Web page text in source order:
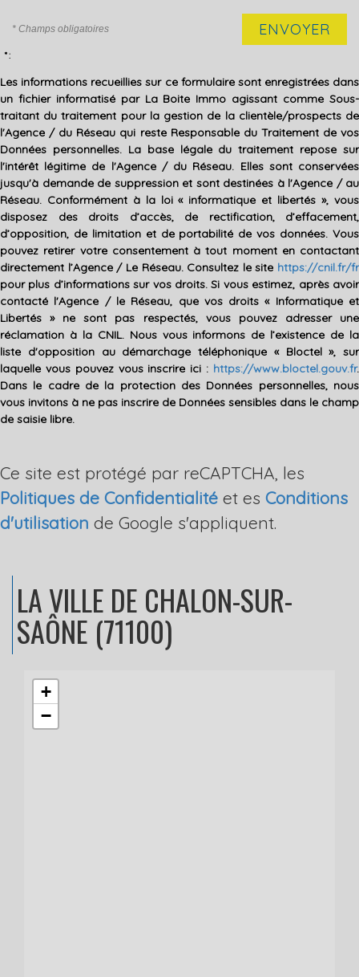
* Champs obligatoires ENVOYER
* :
Les informations recueillies sur ce formulaire sont enregistrées dans
un fichier informatisé par La Boite Immo agissant comme Sous-
traitant du traitement pour la gestion de la clientèle/prospects de
l'Agence / du Réseau qui reste Responsable du Traitement de vos
Données personnelles. La base légale du traitement repose sur
l'intérêt légitime de l'Agence / du Réseau. Elles sont conservées
jusqu'à demande de suppression et sont destinées à l'Agence / au
Réseau. Conformément à la loi « informatique et libertés », vous
disposez des droits d’accès, de rectification, d’effacement,
d’opposition, de limitation et de portabilité de vos données. Vous
pouvez retirer votre consentement à tout moment en contactant
directement l’Agence / Le Réseau. Consultez le site https://cnil.fr/fr
pour plus d’informations sur vos droits. Si vous estimez, après avoir
contacté l'Agence / le Réseau, que vos droits « Informatique et
Libertés » ne sont pas respectés, vous pouvez adresser une
réclamation à la CNIL. Nous vous informons de l’existence de la
liste d'opposition au démarchage téléphonique « Bloctel », sur
laquelle vous pouvez vous inscrire ici : https://www.bloctel.gouv.fr.
Dans le cadre de la protection des Données personnelles, nous
vous invitons à ne pas inscrire de Données sensibles dans le champ
de saisie libre.
Ce site est protégé par reCAPTCHA, les
Politiques de Confidentialité et es Conditions
d'utilisation de Google s'appliquent.
LA VILLE DE CHALON-SUR-
SAÔNE (71100)
+
−